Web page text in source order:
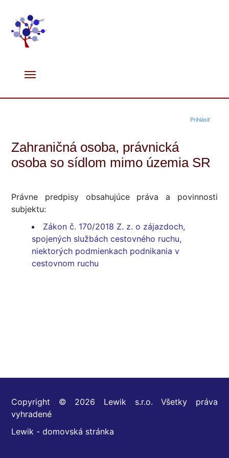
Prihlásiť
Zahraničná osoba, právnická
osoba so sídlom mimo územia SR
Právne predpisy obsahujúce práva a povinnosti
subjektu:
Zákon č. 170/2018 Z. z. o zájazdoch,
spojených službách cestovného ruchu,
niektorých podmienkach podnikania v
cestovnom ruchu
Copyright © 2026 Lewik s.r.o. Všetky práva
vyhradené
Lewik - domovská stránka